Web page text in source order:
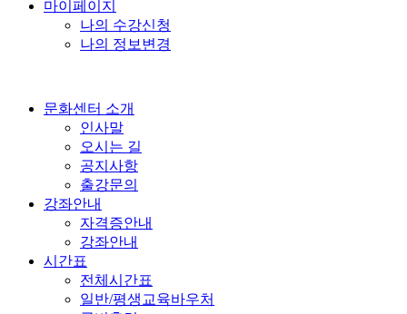
마이페이지
나의 수강신청
나의 정보변경
문화센터 소개
인사말
오시는 길
공지사항
출강문의
강좌안내
자격증안내
강좌안내
시간표
전체시간표
일반/평생교육바우처